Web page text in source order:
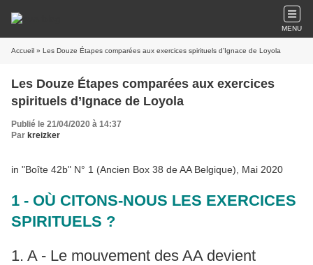
MENU
Accueil » Les Douze Étapes comparées aux exercices spirituels d’Ignace de Loyola
Les Douze Étapes comparées aux exercices
spirituels d’Ignace de Loyola
Publié le 21/04/2020 à 14:37
Par kreizker
in "Boîte 42b" N° 1 (Ancien Box 38 de AA Belgique), Mai 2020
1 - OÙ CITONS-NOUS LES EXERCICES
SPIRITUELS ?
1. A - Le mouvement des AA devient